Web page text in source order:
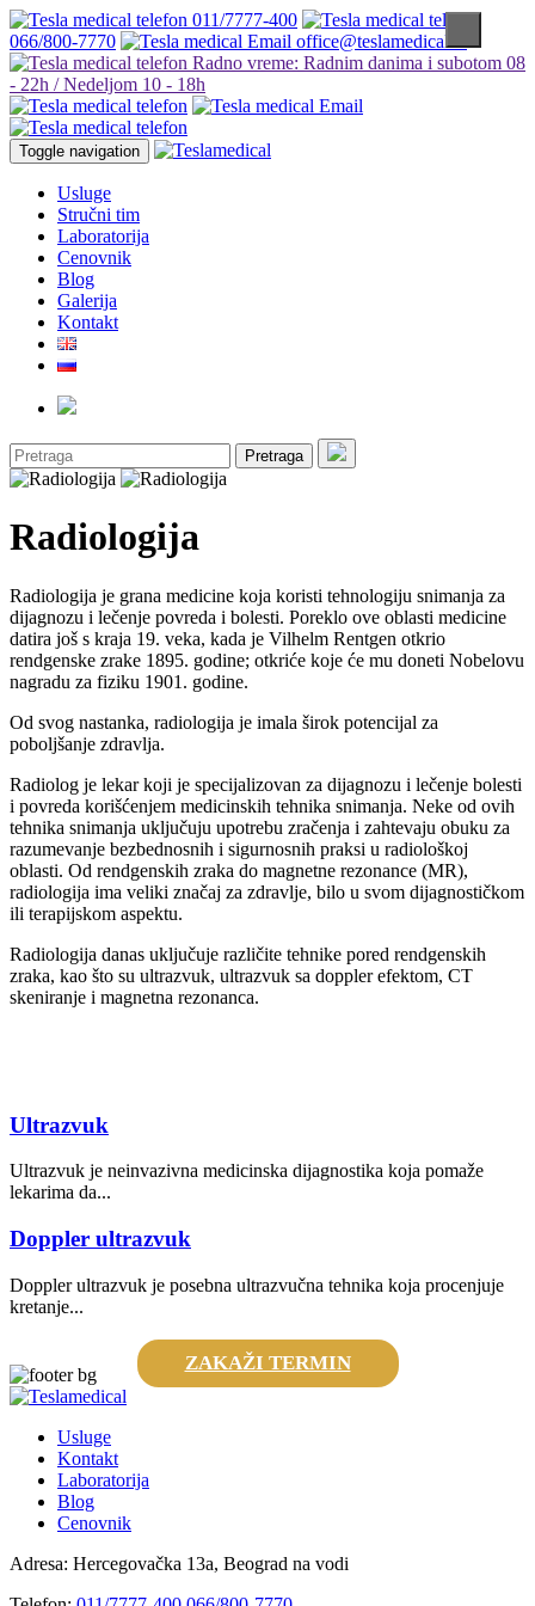
011/7777-400
066/800-7770
office@teslamedical.rs
Radno vreme: Radnim danima i subotom 08
- 22h / Nedeljom 10 - 18h
Toggle navigation
Usluge
Stručni tim
Laboratorija
Cenovnik
Blog
Galerija
Kontakt
Pretraga
Radiologija
Radiologija je grana medicine koja koristi tehnologiju snimanja za
dijagnozu i lečenje povreda i bolesti. Poreklo ove oblasti medicine
datira još s kraja 19. veka, kada je Vilhelm Rentgen otkrio
rendgenske zrake 1895. godine; otkriće koje će mu doneti Nobelovu
nagradu za fiziku 1901. godine.
Od svog nastanka, radiologija je imala širok potencijal za
poboljšanje zdravlja.
Radiolog je lekar koji je specijalizovan za dijagnozu i lečenje bolesti
i povreda korišćenjem medicinskih tehnika snimanja. Neke od ovih
tehnika snimanja uključuju upotrebu zračenja i zahtevaju obuku za
razumevanje bezbednosnih i sigurnosnih praksi u radiološkoj
oblasti. Od rendgenskih zraka do magnetne rezonance (MR),
radiologija ima veliki značaj za zdravlje, bilo u svom dijagnostičkom
ili terapijskom aspektu.
Radiologija danas uključuje različite tehnike pored rendgenskih
zraka, kao što su ultrazvuk, ultrazvuk sa doppler efektom, CT
skeniranje i magnetna rezonanca.
Ultrazvuk
Ultrazvuk je neinvazivna medicinska dijagnostika koja pomaže
lekarima da...
Doppler ultrazvuk
Doppler ultrazvuk je posebna ultrazvučna tehnika koja procenjuje
kretanje...
ZAKAŽI TERMIN
Usluge
Kontakt
Laboratorija
Blog
Cenovnik
Adresa: Hercegovačka 13a, Beograd na vodi